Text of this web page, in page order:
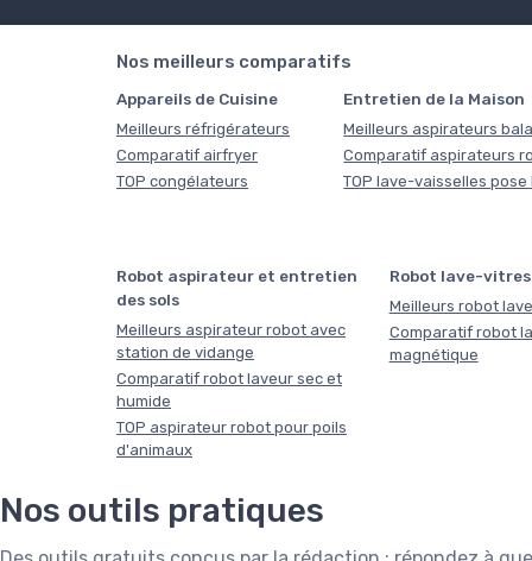
Nos meilleurs comparatifs
Appareils de Cuisine
Meilleurs réfrigérateurs
Comparatif airfryer
TOP congélateurs
Entretien de la Maison
Meilleurs aspirateurs
Comparatif aspirateurs
TOP lave-vaisselles pose
Robot aspirateur et entretien
des sols
Meilleurs aspirateur robot avec
station de vidange
Comparatif robot laveur sec et
humide
TOP aspirateur robot pour poils
d'animaux
Robot lave-vitres
Meilleurs robot
Comparatif robot
magnétique
Nos outils pratiques